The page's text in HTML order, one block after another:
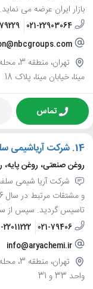
بازار ایران عرضه می نماید.
021-22903064
مینا، خیابان مینا، پلاک 18
تماس
14. شرکت آریاشیمی
روغن صنعتی، روغن
شرکت آریا شیمی
تاسیس گردید. سپس از سال 1397 با رویکرد تولید
021-79406
22011222
info@aryachemi.ir
واحد 33 و 31